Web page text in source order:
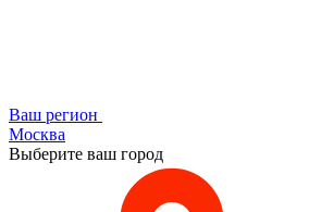
Ваш регион
Москва
Выберите ваш город